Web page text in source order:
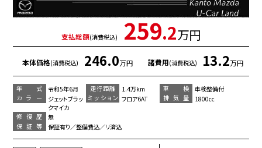
支払総額(消費税込) 259.2万円
本体価格(消費税込) 246.0万円 諸費用(消費税込) 13.2万円
年 式 令和5年6月 走行距離 1.4万km 車 検
車検整備付
カラー
ジェットブラッ
クマイカ
ミッション フロア6AT 排気量
1800cc
修復歴
無
保証等
保証有り／整備費込／リ済込